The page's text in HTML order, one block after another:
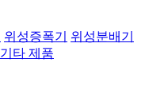
위성증폭기
위성분배기
기타 제품